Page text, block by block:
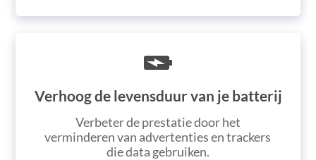
Verhoog de levensduur van je batterij
Verbeter de prestatie door het
verminderen van advertenties en trackers
die data gebruiken.